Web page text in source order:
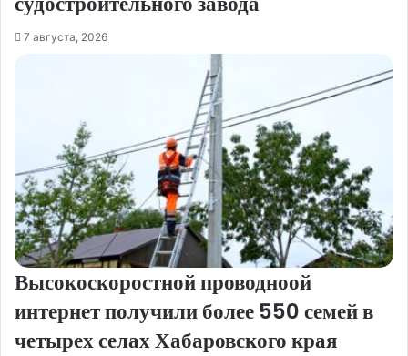
7 августа, 2026
Высокоскоростной проводноой
интернет получили более 550 семей в
четырех селах Хабаровского края